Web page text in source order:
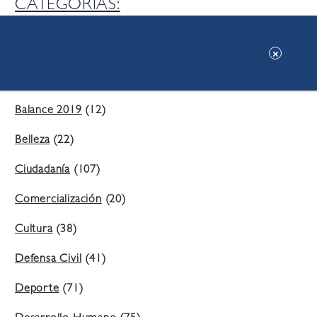
CATEGORIAS:
Balance 2019(12)
Belleza(22)
Ciudadanía (107)
Comercialización(20)
Cultura(38)
Defensa Civil(41)
Deporte(71)